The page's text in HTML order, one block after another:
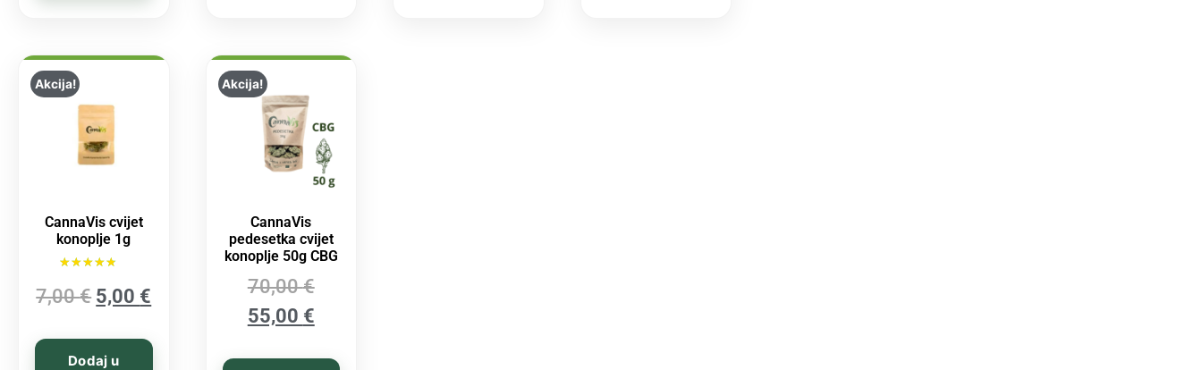
Akcija!
CannaVis cvijet
konoplje 1g
4.00
od 5
7,00€ 5,00 €
Dodaj u
Akcija!
CannaVis
pedesetka cvijet
konoplje 50g CBG
70,00€
55,00 €